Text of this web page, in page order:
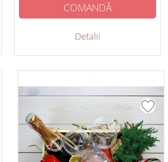
Detalii
COMANDĂ